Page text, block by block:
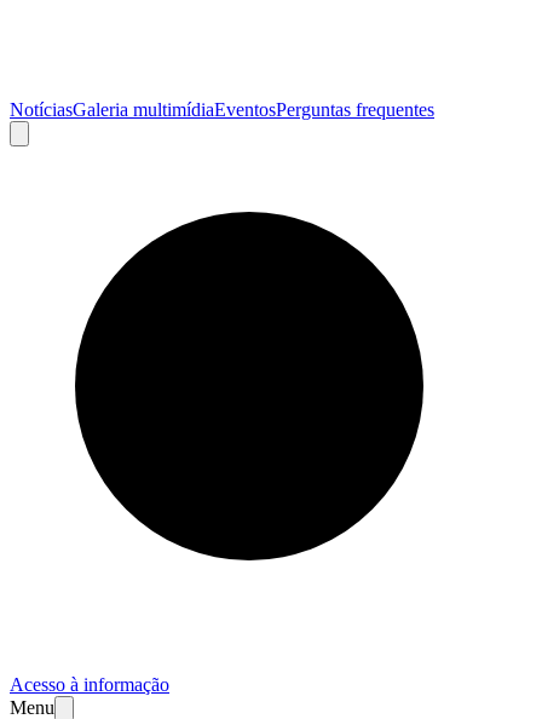
NotíciasGaleria multimídiaEventosPerguntas frequentes
Acesso à informação
Menu